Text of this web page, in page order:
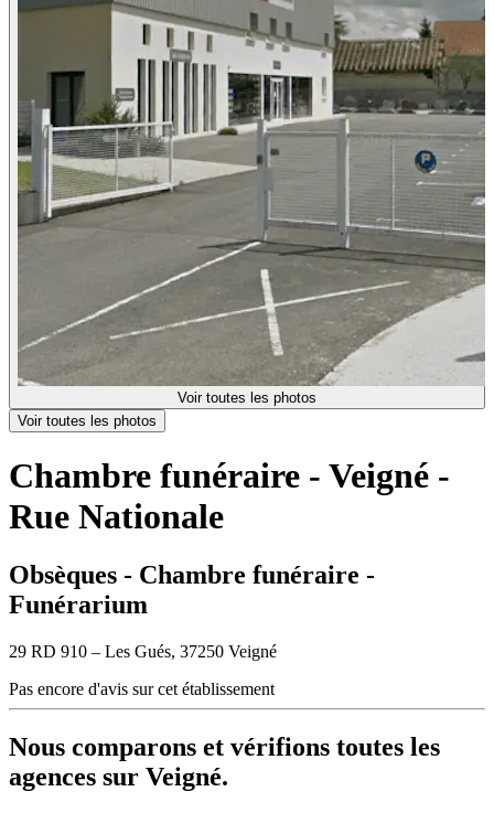
Voir toutes les photos
Voir toutes les photos
Chambre funéraire - Veigné -
Rue Nationale
Obsèques - Chambre funéraire -
Funérarium
29 RD 910 – Les Gués, 37250 Veigné
Pas encore d'avis sur cet établissement
Nous comparons et vérifions toutes les
agences sur Veigné.